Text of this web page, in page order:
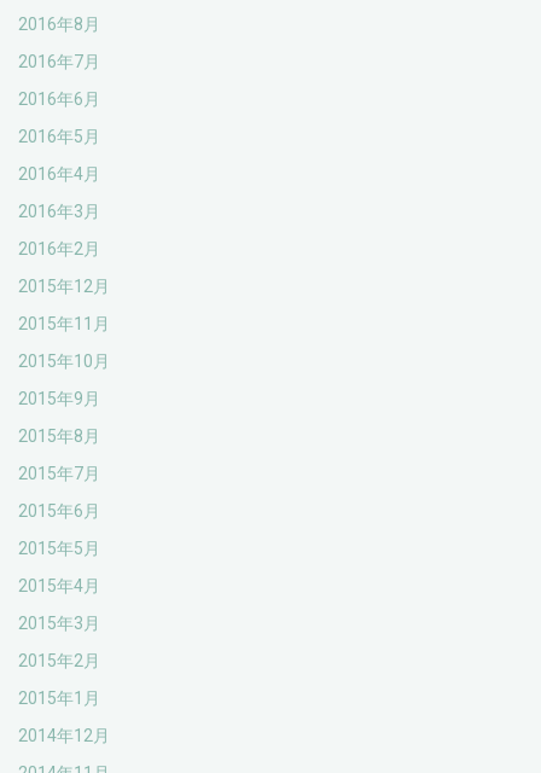
2016年8月
2016年7月
2016年6月
2016年5月
2016年4月
2016年3月
2016年2月
2015年12月
2015年11月
2015年10月
2015年9月
2015年8月
2015年7月
2015年6月
2015年5月
2015年4月
2015年3月
2015年2月
2015年1月
2014年12月